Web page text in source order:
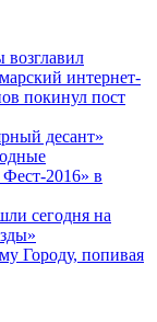
возглавил
интернет-
покинул пост
десант»
2016» в
сегодня на
Городу, попивая